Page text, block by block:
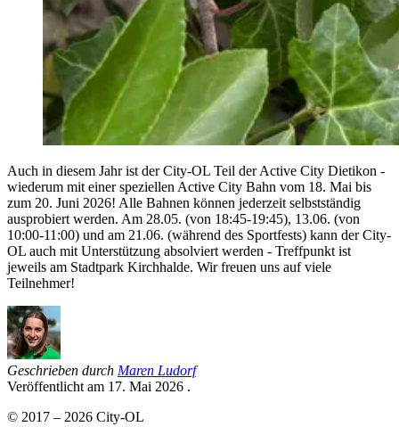
Auch in diesem Jahr ist der City-OL Teil der Active City Dietikon -
wiederum mit einer speziellen Active City Bahn vom 18. Mai bis
zum 20. Juni 2026! Alle Bahnen können jederzeit selbstständig
ausprobiert werden. Am 28.05. (von 18:45-19:45), 13.06. (von
10:00-11:00) und am 21.06. (während des Sportfests) kann der City-
OL auch mit Unterstützung absolviert werden - Treffpunkt ist
jeweils am Stadtpark Kirchhalde. Wir freuen uns auf viele
Teilnehmer!
Geschrieben durch Maren Ludorf
Veröffentlicht am 17. Mai 2026 .
© 2017 – 2026 City-OL